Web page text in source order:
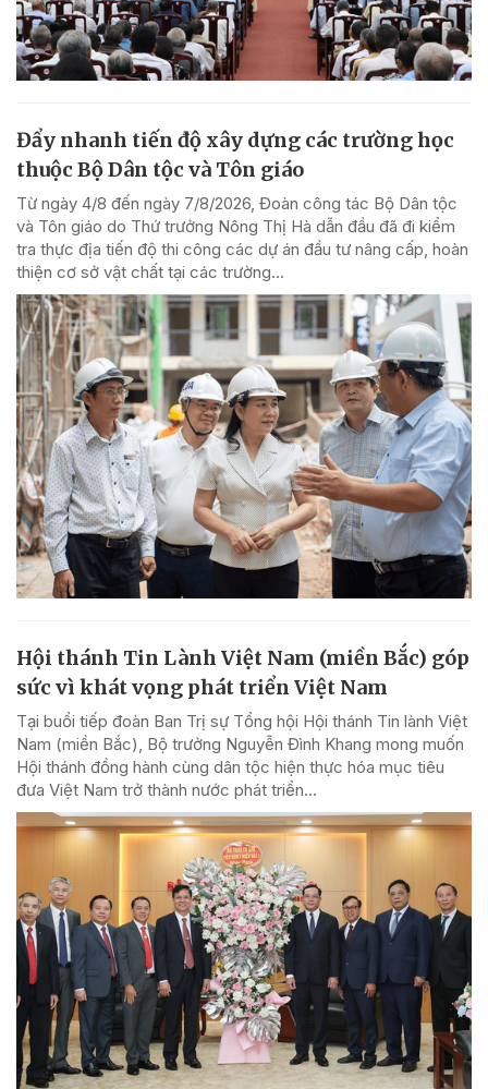
Đẩy nhanh tiến độ xây dựng các trường học
thuộc Bộ Dân tộc và Tôn giáo
Từ ngày 4/8 đến ngày 7/8/2026, Đoàn công tác Bộ Dân tộc
và Tôn giáo do Thứ trưởng Nông Thị Hà dẫn đầu đã đi kiểm
tra thực địa tiến độ thi công các dự án đầu tư nâng cấp, hoàn
thiện cơ sở vật chất tại các trường...
Hội thánh Tin Lành Việt Nam (miền Bắc) góp
sức vì khát vọng phát triển Việt Nam
Tại buổi tiếp đoàn Ban Trị sự Tổng hội Hội thánh Tin lành Việt
Nam (miền Bắc), Bộ trưởng Nguyễn Đình Khang mong muốn
Hội thánh đồng hành cùng dân tộc hiện thực hóa mục tiêu
đưa Việt Nam trở thành nước phát triển...